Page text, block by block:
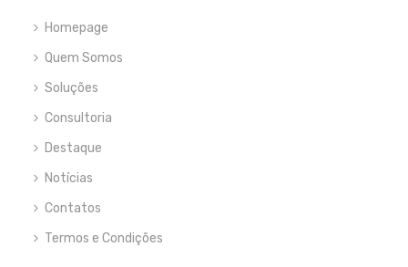
Homepage
Quem Somos
Soluções
Consultoria
Destaque
Notícias
Contatos
Termos e Condições